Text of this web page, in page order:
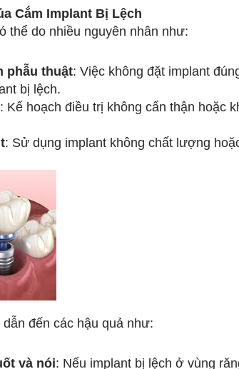
Cắm Implant Bị Lệch
thể do nhiều nguyên nhân như:
phẫu thuật: Việc không đặt implant
bị lệch.
: Kế hoạch điều trị không cẩn thận hoặc
: Sử dụng implant không chất lượng
đến các hậu quả như:
và nói: Nếu implant bị lệch ở vùng